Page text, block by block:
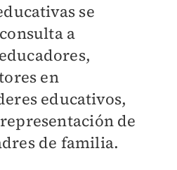
se
a
en
educativos,
de
de familia.